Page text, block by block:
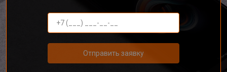
Отправить заявку